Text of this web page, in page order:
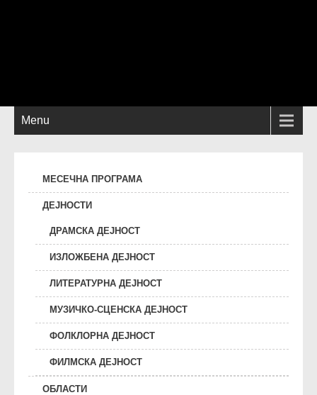
Menu
МЕСЕЧНА ПРОГРАМА
ДЕЈНОСТИ
ДРАМСКА ДЕЈНОСТ
ИЗЛОЖБЕНА ДЕЈНОСТ
ЛИТЕРАТУРНА ДЕЈНОСТ
МУЗИЧКО-СЦЕНСКА ДЕЈНОСТ
ФОЛКЛОРНА ДЕЈНОСТ
ФИЛМСКА ДЕЈНОСТ
ОБЛАСТИ